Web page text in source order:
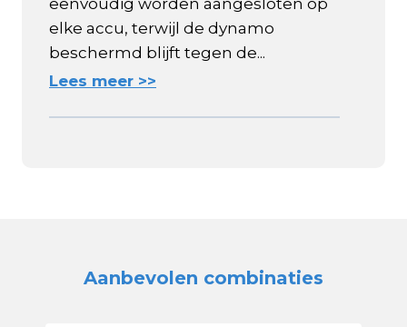
elke accu, terwijl de dynamo
beschermd blijft tegen de...
Lees meer >>
Aanbevolen combinaties